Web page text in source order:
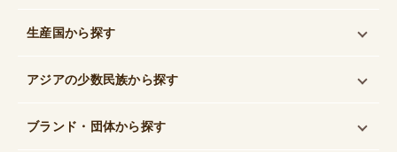
生産国から探す
アジアの少数民族から探す
ブランド・団体から探す